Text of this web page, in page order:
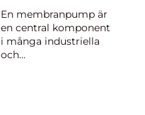
En membranpump är
en central komponent
i många industriella
och